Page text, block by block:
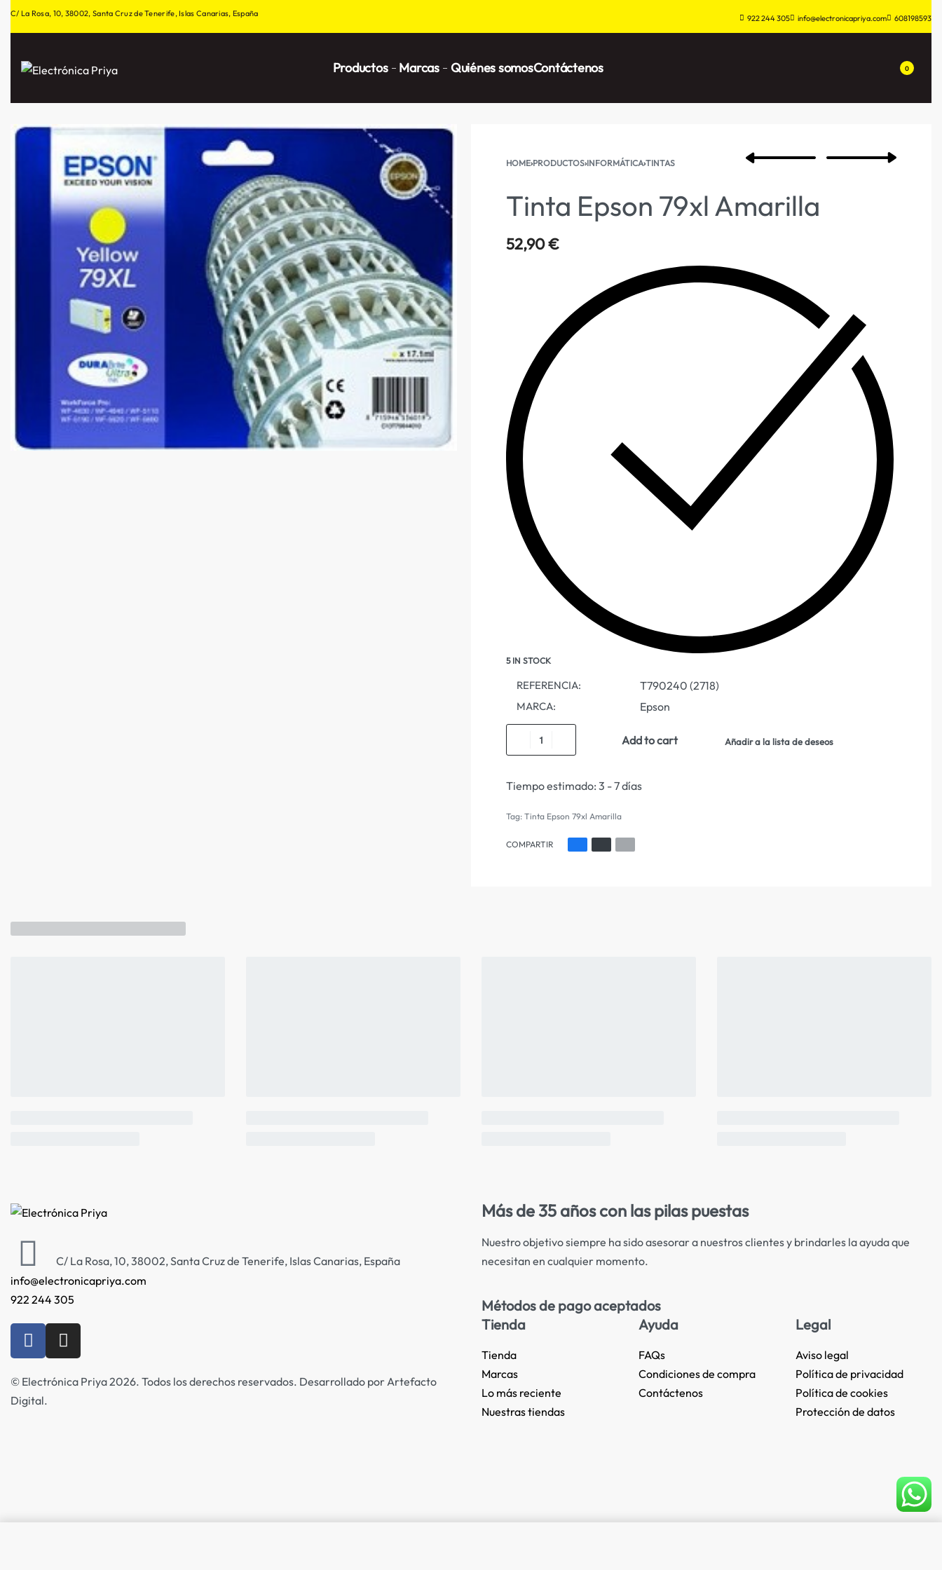
C/ La Rosa, 10, 38002, Santa Cruz de Tenerife, Islas Canarias, España 922 244 305 info@electronicapriya.com 608198593
Productos Marcas Quiénes somosContáctenos 0
HOME›PRODUCTOS›INFORMÁTICA›TINTAS
Tinta Epson 79xl Amarilla
52,90€
5 IN STOCK
REFERENCIA: T790240 (2718)
MARCA: Epson
Add to cart Añadir a la lista de deseos
Tiempo estimado: 3 - 7 días
Tag: Tinta Epson 79xl Amarilla
COMPARTIR
C/ La Rosa, 10, 38002, Santa Cruz de Tenerife, Islas Canarias, España
info@electronicapriya.com
922 244 305
© Electrónica Priya 2026. Todos los derechos reservados. Desarrollado por Artefacto
Digital.
Más de 35 años con las pilas puestas
Nuestro objetivo siempre ha sido asesorar a nuestros clientes y brindarles la ayuda que
necesitan en cualquier momento.
Métodos de pago aceptados
Tienda
Tienda
Marcas
Lo más reciente​
Nuestras tiendas​
Ayuda
FAQs
Condiciones de compra
Contáctenos
Legal
Aviso legal
Política de privacidad
Política de cookies
Protección de datos